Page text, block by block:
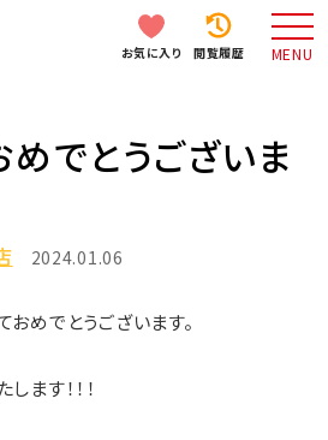
お気に入り 閲覧履歴 MENU
でとうございま
2024.01.06
めでとうございます。
ます！！！